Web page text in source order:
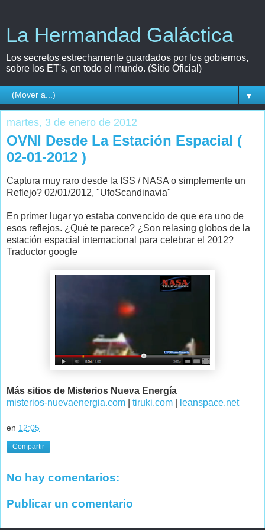
La Hermandad Galáctica
Los secretos estrechamente guardados por los gobiernos,
sobre los ET's, en todo el mundo. (Sitio Oficial)
▼
martes, 3 de enero de 2012
OVNI Desde La Estación Espacial (
02-01-2012 )
Captura muy raro desde la ISS / NASA o simplemente un
Reflejo? 02/01/2012, "UfoScandinavia"
En primer lugar yo estaba convencido de que era uno de
esos reflejos. ¿Qué te parece? ¿Son relasing globos de la
estación espacial internacional para celebrar el 2012?
Traductor google
Más sitios de Misterios Nueva Energía
misterios-nuevaenergia.com
tiruki.com leanspace.net
en 12:05
Compartir
No hay comentarios:
Publicar un comentario